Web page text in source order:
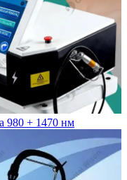
980 + 1470 нм